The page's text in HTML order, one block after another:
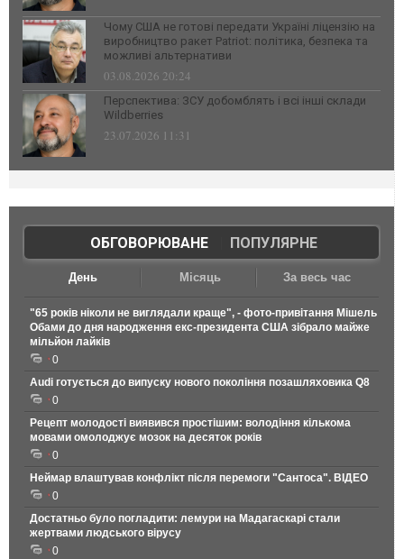
Чому США не готові передати Україні ліцензію на
виробництво ракет Patriot: політика, безпека та
можливі альтернативи
03.08.2026 20:24
Перспектива: ЗСУ добомблять і всі інші склади
Wildberries
23.07.2026 11:31
ОБГОВОРЮВАНЕ| ПОПУЛЯРНЕ
День Місяць За весь час
"65 років ніколи не виглядали краще", - фото-привітання Мішель
Обами до дня народження екс-президента США зібрало майже
мільйон лайків
0
Audi готується до випуску нового покоління позашляховика Q8
0
Рецепт молодості виявився простішим: володіння кількома
мовами омолоджує мозок на десяток років
0
Неймар влаштував конфлікт після перемоги "Сантоса". ВІДЕО
0
Достатньо було погладити: лемури на Мадагаскарі стали
жертвами людського вірусу
0